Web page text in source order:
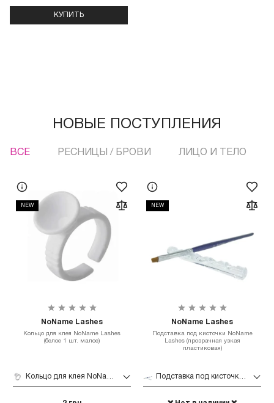
КУПИТЬ
НОВЫЕ ПОСТУПЛЕНИЯ
ВСЕ РЕСНИЦЫ / БРОВИ ЛИЦО И ТЕЛО
NEW
NoName Lashes
Кольцо для клея NoName Lashes
(белое 1 шт. малое)
NEW
NoName Lashes
Подставка под кисточки NoName
Lashes (прозрачная узкая
пластиковая)